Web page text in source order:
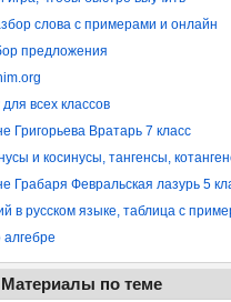
слова с примерами и онлайн
предложения
всех классов
Григорьева Вратарь 7 класс
и косинусы, тангенсы,
Грабаря Февральская лазурь 5
в русском языке, таблица с
Материалы по теме